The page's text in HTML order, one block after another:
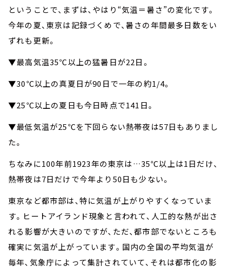
ということで、まずは、やはり“気温＝暑さ”の変化です。
今年の夏、東京は記録づくめで、暑さの年間最多日数をい
ずれも更新。
▼最高気温35℃以上の猛暑日が22日。
▼30℃以上の真夏日が90日で一年の約1/4。
▼25℃以上の夏日も今日時点で141日。
▼最低気温が25℃を下回らない熱帯夜は57日もありまし
た。
ちなみに100年前1923年の東京は…35℃以上は1日だけ、
熱帯夜は7日だけで今年より50日も少ない。
東京など都市部は、特に気温が上がりやすくなっていま
す。ヒートアイランド現象と言われて、人工的な熱が出さ
れる影響が大きいのですが、ただ、都市部でないところも
確実に気温が上がっています。国内の全国の平均気温が
毎年、気象庁によって集計されていて、それは都市化の影